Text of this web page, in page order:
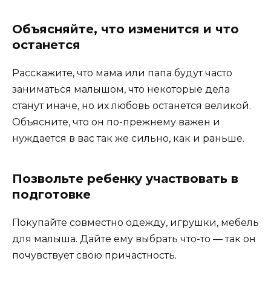
Объясняйте, что изменится и что
останется
Расскажите, что мама или папа будут часто
заниматься малышом, что некоторые дела
станут иначе, но их любовь останется великой.
Объясните, что он по-прежнему важен и
нуждается в вас так же сильно, как и раньше.
Позвольте ребенку участвовать в
подготовке
Покупайте совместно одежду, игрушки, мебель
для малыша. Дайте ему выбрать что-то — так он
почувствует свою причастность.